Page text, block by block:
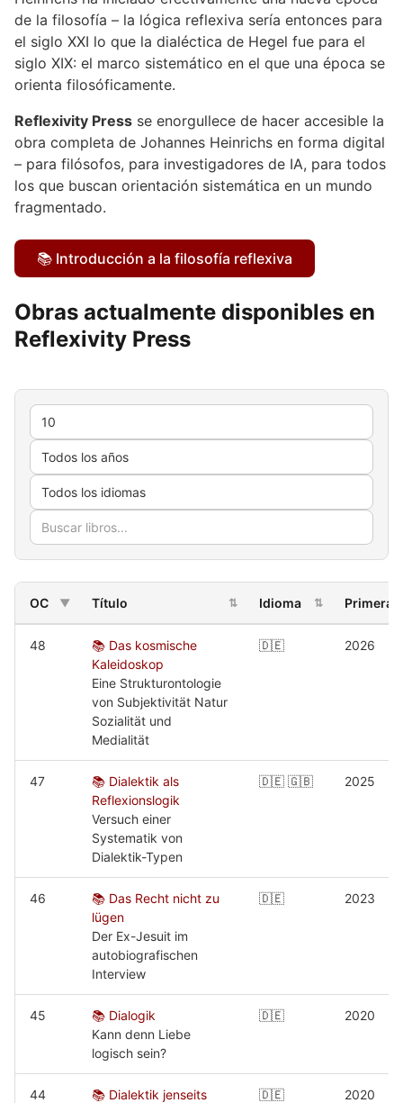
de la filosofía – la lógica reflexiva sería entonces para
el siglo XXI lo que la dialéctica de Hegel fue para el
siglo XIX: el marco sistemático en el que una época se
orienta filosóficamente.
Reflexivity Press se enorgullece de hacer accesible la
obra completa de Johannes Heinrichs en forma digital
– para filósofos, para investigadores de IA, para todos
los que buscan orientación sistemática en un mundo
fragmentado.
📚 Introducción a la filosofía reflexiva
Obras actualmente disponibles en
Reflexivity Press
OC ▼ Título ⇅ Idioma ⇅ Primera
48
📚 Das kosmische
Kaleidoskop
Eine Strukturontologie
von Subjektivität Natur
Sozialität und
Medialität
🇩🇪 2026
47
📚 Dialektik als
Reflexionslogik
Versuch einer
Systematik von
Dialektik-Typen
🇩🇪 🇬🇧 2025
46
📚 Das Recht nicht zu
lügen
Der Ex-Jesuit im
autobiografischen
Interview
🇩🇪 2023
45
📚 Dialogik
Kann denn Liebe
logisch sein?
🇩🇪 2020
44
📚 Dialektik jenseits
🇩🇪 2020